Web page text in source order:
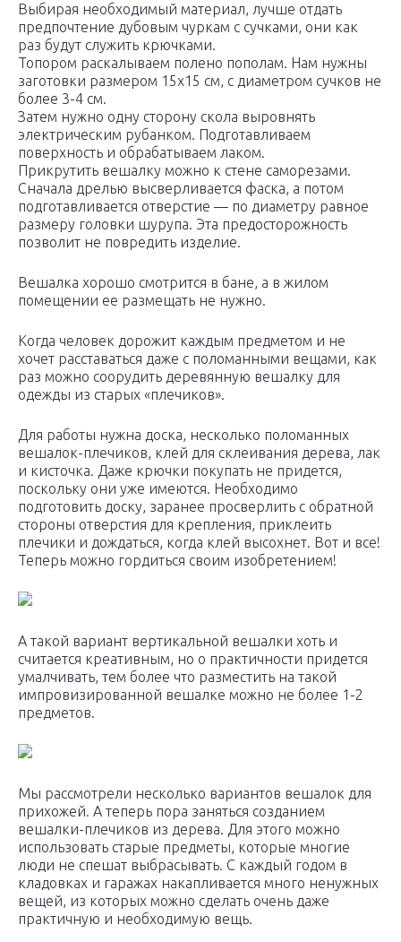
Выбирая необходимый материал, лучше отдать
предпочтение дубовым чуркам с сучками, они как
раз будут служить крючками.
Топором раскалываем полено пополам. Нам нужны
заготовки размером 15х15 см, с диаметром сучков не
более 3-4 см.
Затем нужно одну сторону скола выровнять
электрическим рубанком. Подготавливаем
поверхность и обрабатываем лаком.
Прикрутить вешалку можно к стене саморезами.
Сначала дрелью высверливается фаска, а потом
подготавливается отверстие — по диаметру равное
размеру головки шурупа. Эта предосторожность
позволит не повредить изделие.
Вешалка хорошо смотрится в бане, а в жилом
помещении ее размещать не нужно.
Когда человек дорожит каждым предметом и не
хочет расставаться даже с поломанными вещами, как
раз можно соорудить деревянную вешалку для
одежды из старых «плечиков».
Для работы нужна доска, несколько поломанных
вешалок-плечиков, клей для склеивания дерева, лак
и кисточка. Даже крючки покупать не придется,
поскольку они уже имеются. Необходимо
подготовить доску, заранее просверлить с обратной
стороны отверстия для крепления, приклеить
плечики и дождаться, когда клей высохнет. Вот и все!
Теперь можно гордиться своим изобретением!
А такой вариант вертикальной вешалки хоть и
считается креативным, но о практичности придется
умалчивать, тем более что разместить на такой
импровизированной вешалке можно не более 1-2
предметов.
Мы рассмотрели несколько вариантов вешалок для
прихожей. А теперь пора заняться созданием
вешалки-плечиков из дерева. Для этого можно
использовать старые предметы, которые многие
люди не спешат выбрасывать. С каждый годом в
кладовках и гаражах накапливается много ненужных
вещей, из которых можно сделать очень даже
практичную и необходимую вещь.